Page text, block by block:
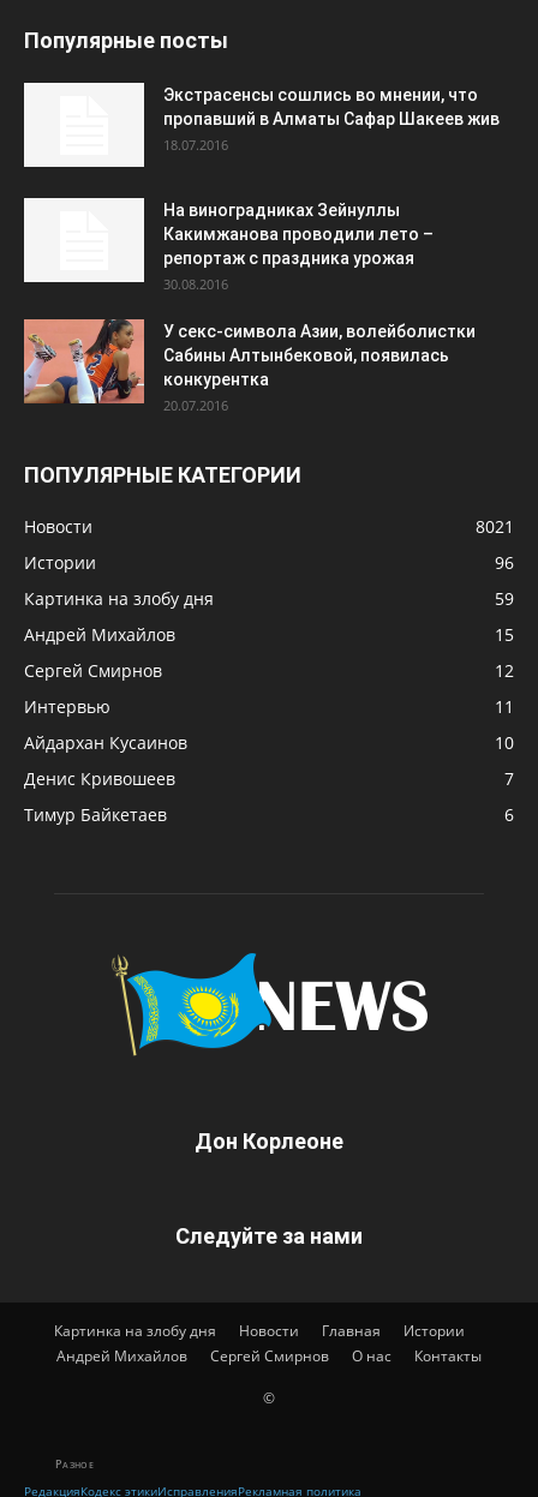
Популярные посты
Экстрасенсы сошлись во мнении, что
пропавший в Алматы Сафар Шакеев жив
18.07.2016
На виноградниках Зейнуллы
Какимжанова проводили лето –
репортаж с праздника урожая
30.08.2016
У секс-символа Азии, волейболистки
Сабины Алтынбековой, появилась
конкурентка
20.07.2016
ПОПУЛЯРНЫЕ КАТЕГОРИИ
Новости
8021
Истории
96
Картинка на злобу дня
59
Андрей Михайлов
15
Сергей Смирнов
12
Интервью
11
Айдархан Кусаинов
10
Денис Кривошеев
7
Тимур Байкетаев
6
Дон Корлеоне
Следуйте за нами
Картинка на злобу дня Новости Главная
Истории
Андрей Михайлов
Сергей Смирнов О нас Контакты
©
Разное
РедакцияКодекс этикиИсправленияРекламная политика